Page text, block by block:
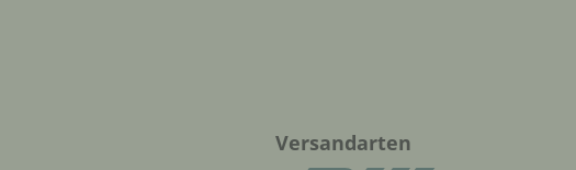
Versandarten